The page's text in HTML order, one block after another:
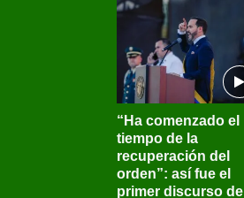
“Ha comenzado el
tiempo de la
recuperación del
orden”: así fue el
primer discurso de